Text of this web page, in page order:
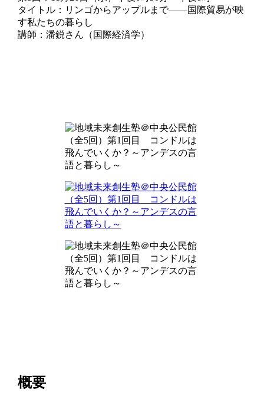
タイトル：リンゴからアップルまで――国際貿易が映
す私たちの暮らし
講師：潘鋭さん（国際経済学）
概要